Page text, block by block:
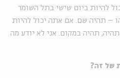
להיות ביום שישי בתל השומר
– תהיה שם. אם אתה יכול להיות
תהיה במקום. אני לא יודע מה
של זה?